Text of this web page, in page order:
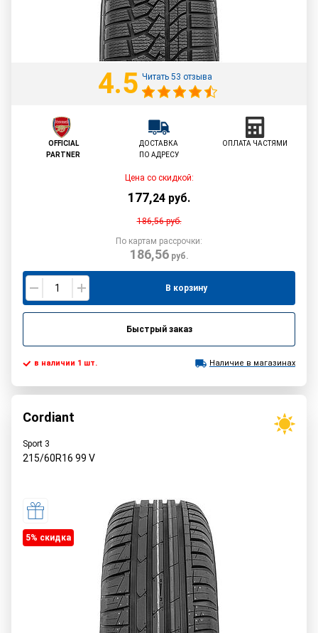
4.5 Читать 53 отзыва
OFFICIAL
PARTNER
ДОСТАВКА
ПО АДРЕСУ
ОПЛАТА ЧАСТЯМИ
Цена со скидкой:
177,24 руб.
186,56руб.
По картам рассрочки:
186,56руб.
В корзину
Быстрый заказ
в наличии 1 шт. Наличие в магазинах
Cordiant
Sport 3
215/60R16 99 V
5% cкидка